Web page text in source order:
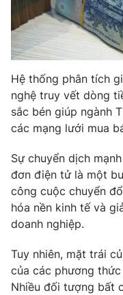
Hậu trường
Nhân vật
Khán giả
Giải sao mai
Điện ảnh
Âm nhạc
Sao
Đời sống
Du lịch
Làm đẹp
Chất lượng cuộc
Giáo dục
Tuyển sinh
Học trực tuyến
Công nghệ
Hitech Công nghệ
Sản phẩm
Thị trường
Tư vấn
Giao lưu trực tuyến
Lịch phát sóng
Emagazine
Hệ thống phân tích
nghệ truy vết dòng
sắc bén giúp ngành
các mạng lưới mua
Sự chuyển dịch
đơn điện tử là một
công cuộc chuyển
hóa nền kinh tế và
doanh nghiệp.
Tuy nhiên, mặt trái
của các phương
Nhiều đối tượng bất